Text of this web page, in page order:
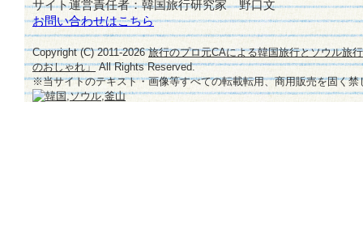
サイト運営責任者：韓国旅行研究家 野口文
お問い合わせはこちら
Copyright (C) 2011-2026旅行のプロ元CAによる韓国旅行とソウル旅
のおしゃれ」All Rights Reserved.
※当サイトのテキスト・画像等すべての転載転用、商用販売を固く禁